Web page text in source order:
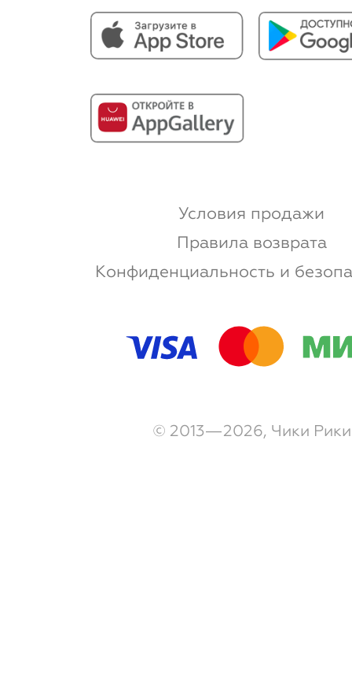
Условия продажи
Правила возврата
Конфиденциальность и
© 2013—2026, Чики Рики